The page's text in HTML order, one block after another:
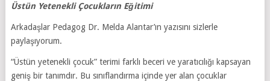
Üstün Yetenekli Çocukların Eğitimi
Arkadaşlar Pedagog Dr. Melda Alantar’ın yazısını sizlerle
paylaşıyorum.
“Üstün yetenekli çocuk” terimi farklı beceri ve yaratıcılığı kapsayan
geniş bir tanımdır. Bu sınıflandırma içinde yer alan çocuklar